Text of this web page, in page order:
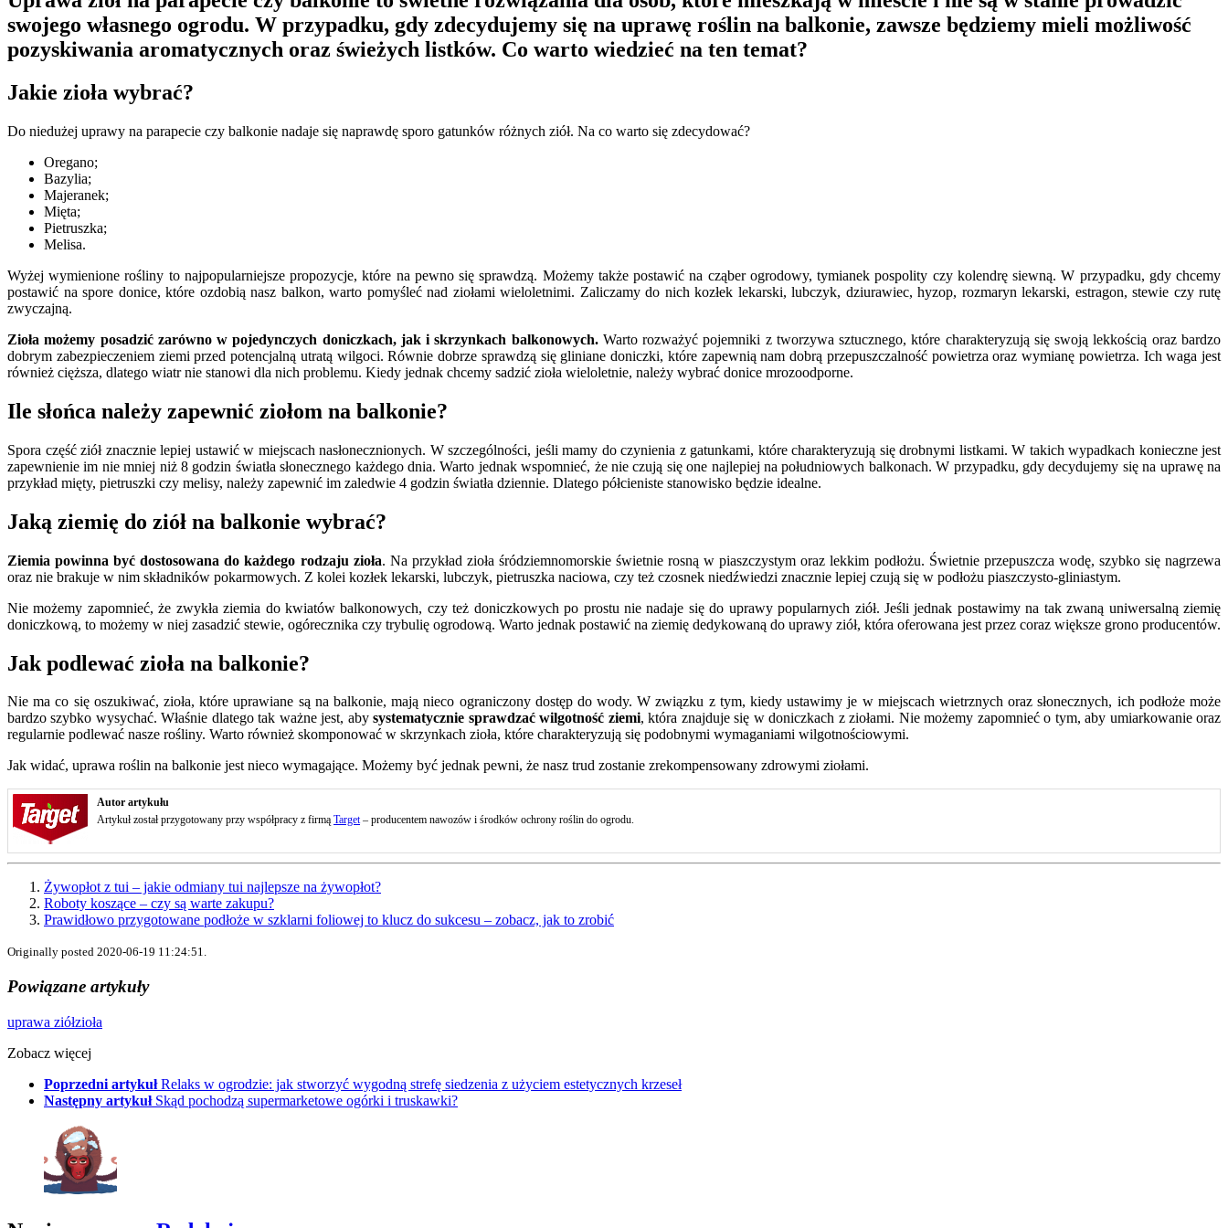
swojego własnego ogrodu. W przypadku, gdy zdecydujemy się na uprawę roślin na balkonie, zawsze będziemy mieli możliwość
pozyskiwania aromatycznych oraz świeżych listków. Co warto wiedzieć na ten temat?
Jakie zioła wybrać?
Do niedużej uprawy na parapecie czy balkonie nadaje się naprawdę sporo gatunków różnych ziół. Na co warto się zdecydować?
Oregano;
Bazylia;
Majeranek;
Mięta;
Pietruszka;
Melisa.
Wyżej wymienione rośliny to najpopularniejsze propozycje, które na pewno się sprawdzą. Możemy także postawić na cząber ogrodowy, tymianek pospolity czy kolendrę siewną. W przypadku, gdy chcemy
postawić na spore donice, które ozdobią nasz balkon, warto pomyśleć nad ziołami wieloletnimi. Zaliczamy do nich kozłek lekarski, lubczyk, dziurawiec, hyzop, rozmaryn lekarski, estragon, stewie czy rutę
zwyczajną.
Zioła możemy posadzić zarówno w pojedynczych doniczkach, jak i skrzynkach balkonowych.Warto rozważyć pojemniki z tworzywa sztucznego, które charakteryzują się swoją lekkością oraz bardzo
dobrym zabezpieczeniem ziemi przed potencjalną utratą wilgoci. Równie dobrze sprawdzą się gliniane doniczki, które zapewnią nam dobrą przepuszczalność powietrza oraz wymianę powietrza. Ich waga jest
również cięższa, dlatego wiatr nie stanowi dla nich problemu. Kiedy jednak chcemy sadzić zioła wieloletnie, należy wybrać donice mrozoodporne.
Ile słońca należy zapewnić ziołom na balkonie?
Spora część ziół znacznie lepiej ustawić w miejscach nasłonecznionych. W szczególności, jeśli mamy do czynienia z gatunkami, które charakteryzują się drobnymi listkami. W takich wypadkach konieczne jest
zapewnienie im nie mniej niż 8 godzin światła słonecznego każdego dnia. Warto jednak wspomnieć, że nie czują się one najlepiej na południowych balkonach. W przypadku, gdy decydujemy się na uprawę na
przykład mięty, pietruszki czy melisy, należy zapewnić im zaledwie 4 godzin światła dziennie. Dlatego półcieniste stanowisko będzie idealne.
Jaką ziemię do ziół na balkonie wybrać?
Ziemia powinna być dostosowana do każdego rodzaju zioła. Na przykład zioła śródziemnomorskie świetnie rosną w piaszczystym oraz lekkim podłożu. Świetnie przepuszcza wodę, szybko się nagrzewa
oraz nie brakuje w nim składników pokarmowych. Z kolei kozłek lekarski, lubczyk, pietruszka naciowa, czy też czosnek niedźwiedzi znacznie lepiej czują się w podłożu piaszczysto-gliniastym.
Nie możemy zapomnieć, że zwykła ziemia do kwiatów balkonowych, czy też doniczkowych po prostu nie nadaje się do uprawy popularnych ziół. Jeśli jednak postawimy na tak zwaną uniwersalną ziemię
doniczkową, to możemy w niej zasadzić stewie, ogórecznika czy trybulię ogrodową. Warto jednak postawić na ziemię dedykowaną do uprawy ziół, która oferowana jest przez coraz większe grono producentów.
Jak podlewać zioła na balkonie?
Nie ma co się oszukiwać, zioła, które uprawiane są na balkonie, mają nieco ograniczony dostęp do wody. W związku z tym, kiedy ustawimy je w miejscach wietrznych oraz słonecznych, ich podłoże może
bardzo szybko wysychać. Właśnie dlatego tak ważne jest, abysystematycznie sprawdzać wilgotność ziemi, która znajduje się w doniczkach z ziołami. Nie możemy zapomnieć o tym, aby umiarkowanie oraz
regularnie podlewać nasze rośliny. Warto również skomponować w skrzynkach zioła, które charakteryzują się podobnymi wymaganiami wilgotnościowymi.
Jak widać, uprawa roślin na balkonie jest nieco wymagające. Możemy być jednak pewni, że nasz trud zostanie zrekompensowany zdrowymi ziołami.
Autor artykułu
Artykuł został przygotowany przy współpracy z firmą Target– producentem nawozów i środków ochrony roślin do ogrodu.
Żywopłot z tui – jakie odmiany tui najlepsze na żywopłot?
Roboty koszące – czy są warte zakupu?
Prawidłowo przygotowane podłoże w szklarni foliowej to klucz do sukcesu – zobacz, jak to zrobić
Originally posted 2020-06-19 11:24:51.
Powiązane artykuły
uprawa ziółzioła
Zobacz więcej
Poprzedni artykuł Relaks w ogrodzie: jak stworzyć wygodną strefę siedzenia z użyciem estetycznych krzeseł
Następny artykuł Skąd pochodzą supermarketowe ogórki i truskawki?